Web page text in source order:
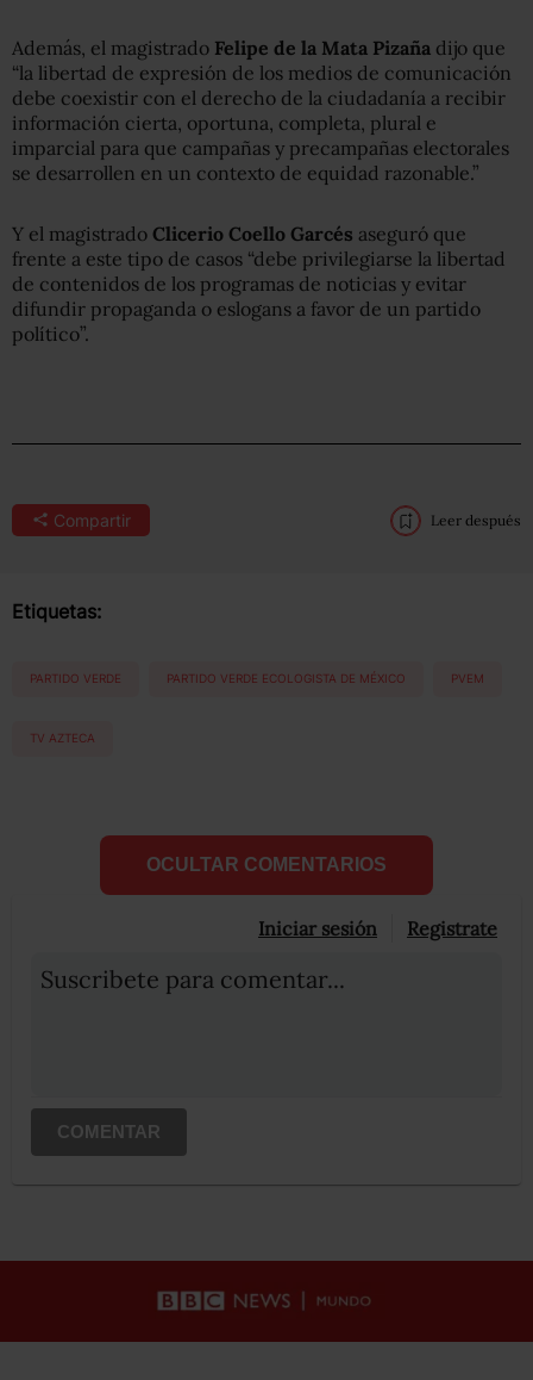
Además, el magistrado Felipe de la Mata Pizaña dijo que
“la libertad de expresión de los medios de comunicación
debe coexistir con el derecho de la ciudadanía a recibir
información cierta, oportuna, completa, plural e
imparcial para que campañas y precampañas electorales
se desarrollen en un contexto de equidad razonable.”
Y el magistrado Clicerio Coello Garcés aseguró que
frente a este tipo de casos “debe privilegiarse la libertad
de contenidos de los programas de noticias y evitar
difundir propaganda o eslogans a favor de un partido
político”.
Compartir Leer después
Etiquetas:
PARTIDO VERDE PARTIDO VERDE ECOLOGISTA DE MÉXICO PVEM
TV AZTECA
OCULTAR COMENTARIOS
Iniciar sesión Registrate
Suscribete para comentar...
COMENTAR